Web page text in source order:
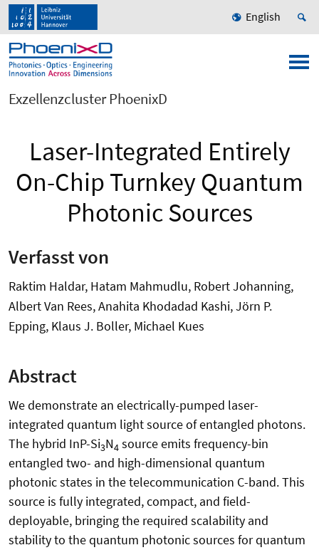
English
Exzellenzcluster PhoenixD
Laser-Integrated Entirely
On-Chip Turnkey Quantum
Photonic Sources
Verfasst von
Raktim Haldar, Hatam Mahmudlu, Robert Johanning,
Albert Van Rees, Anahita Khodadad Kashi, Jörn P.
Epping, Klaus J. Boller, Michael Kues
Abstract
We demonstrate an electrically-pumped laser-
integrated quantum light source of entangled photons.
The hybrid InP-Si3N4 source emits frequency-bin
entangled two- and high-dimensional quantum
photonic states in the telecommunication C-band. This
source is fully integrated, compact, and field-
deployable, bringing the required scalability and
stability to the quantum photonic sources for quantum